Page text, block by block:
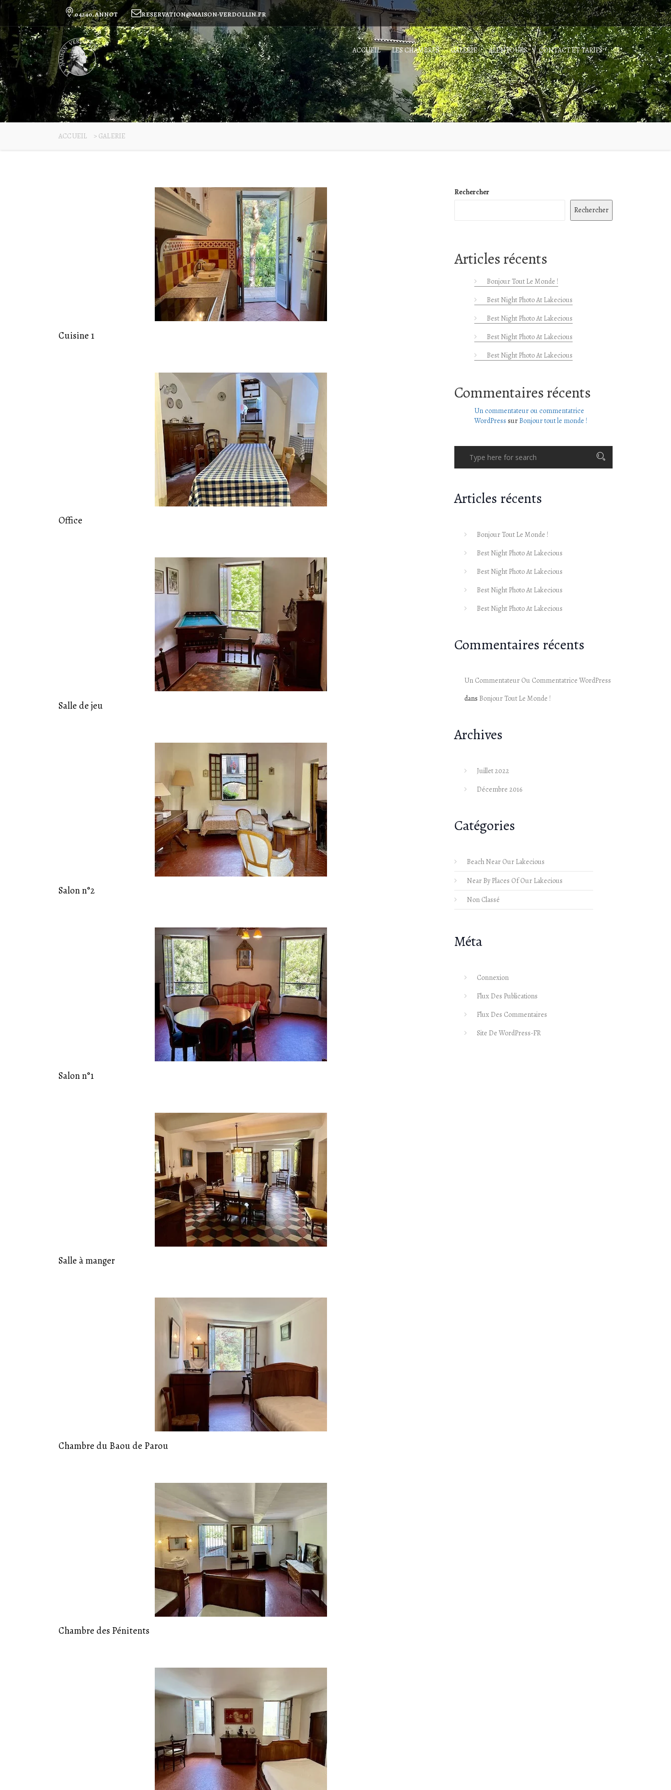
04240, ANNOT RESERVATION@MAISON-VERDOLLIN.FR
ACCUEIL LES CHAMBRES GALERIE ALENTOURS CONTACT ET TARIFS
ACCUEIL > GALERIE
Cuisine 1
Office
Salle de jeu
Salon n°2
Salon n°1
Salle à manger
Chambre du Baou de Parou
Chambre des Pénitents
Rechercher
Rechercher
Articles récents
Bonjour Tout Le Monde !
Best Night Photo At Lakecious
Best Night Photo At Lakecious
Best Night Photo At Lakecious
Best Night Photo At Lakecious
Commentaires récents
Un commentateur ou commentatrice
WordPress surBonjour tout le monde !
Articles récents
Bonjour Tout Le Monde !
Best Night Photo At Lakecious
Best Night Photo At Lakecious
Best Night Photo At Lakecious
Best Night Photo At Lakecious
Commentaires récents
Un Commentateur Ou Commentatrice WordPress
dans Bonjour Tout Le Monde !
Archives
Juillet 2022
Décembre 2016
Catégories
Beach Near Our Lakecious
Near By Places Of Our Lakecious
Non Classé
Méta
Connexion
Flux Des Publications
Flux Des Commentaires
Site De WordPress-FR